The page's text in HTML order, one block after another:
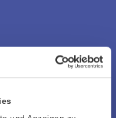
wird im CRM